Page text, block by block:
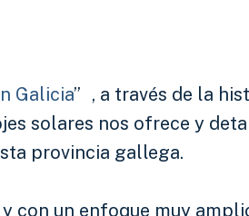
Galicia” , a través de la
solares nos ofrece y
provincia gallega.
con un enfoque muy